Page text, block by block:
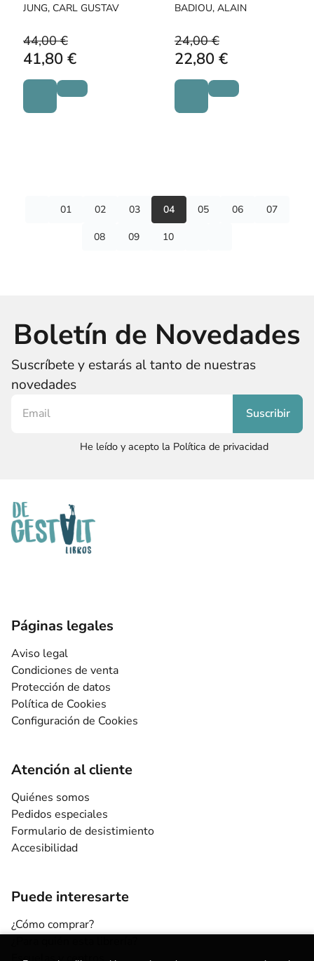
JUNG, CARL GUSTAV
44,00 €
41,80 €
BADIOU, ALAIN
24,00 €
22,80 €
01 02 03 04 05 06 07
08 09 10
Boletín de Novedades
Suscríbete y estarás al tanto de nuestras
novedades
He leído y acepto la Política de privacidad
Páginas legales
Aviso legal
Condiciones de venta
Protección de datos
Política de Cookies
Configuración de Cookies
Atención al cliente
Quiénes somos
Pedidos especiales
Formulario de desistimiento
Accesibilidad
Puede interesarte
¿Cómo comprar?